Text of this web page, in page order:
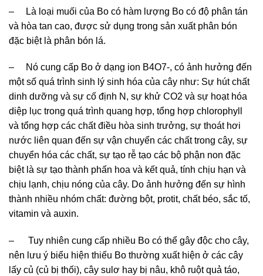
– Là loại muối của Bo có hàm lượng Bo có độ phân tán
và hòa tan cao, được sử dụng trong sản xuất phân bón
đặc biệt là phân bón lá.
– Nó cung cấp Bo ở dạng ion B4O7-, có ảnh hưởng đến
một số quá trình sinh lý sinh hóa của cây như: Sự hút chất
dinh dưỡng và sự cố định N, sự khử CO2 và sự hoạt hóa
diệp lục trong quá trình quang hợp, tổng hợp chlorophyll
và tổng hợp các chất điều hòa sinh trưởng, sự thoát hơi
nước liên quan đến sự vận chuyển các chất trong cây, sự
chuyển hóa các chất, sự tạo rễ tạo các bộ phận non đặc
biệt là sự tạo thành phấn hoa và kết quả, tính chịu hạn và
chịu lạnh, chịu nóng của cây. Do ảnh hưởng đến sự hình
thành nhiều nhóm chất: đường bột, protit, chất béo, sắc tố,
vitamin và auxin.
– Tuy nhiên cung cấp nhiều Bo có thể gây độc cho cây,
nên lưu ý biểu hiện thiếu Bo thường xuất hiện ở các cây
lấy củ (củ bị thối), cây sulơ hay bị nâu, khô ruột quả táo,